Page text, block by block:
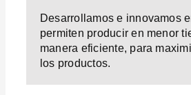
Desarrollamos e innovamos
permiten producir en menor
manera eficiente, para
los productos.